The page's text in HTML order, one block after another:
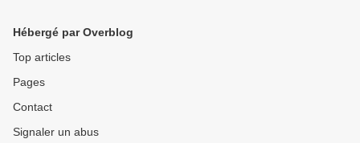
Hébergé par Overblog
Top articles
Pages
Contact
Signaler un abus